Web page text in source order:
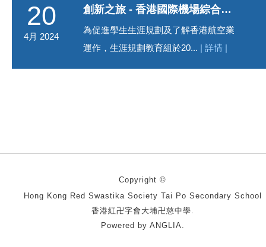
20
4月 2024
創新之旅 - 香港國際機場綜合導覽
為促進學生生涯規劃及了解香港航空業
運作，生涯規劃教育組於20... | 詳情 |
Copyright ©
Hong Kong Red Swastika Society Tai Po Secondary School
香港紅卍字會大埔卍慈中學.
Powered by ANGLIA.